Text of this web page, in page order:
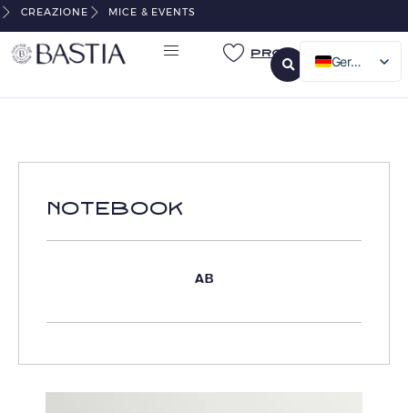
CREAZIONE MICE & EVENTS
Pro
German
NOTEBOOK
AB